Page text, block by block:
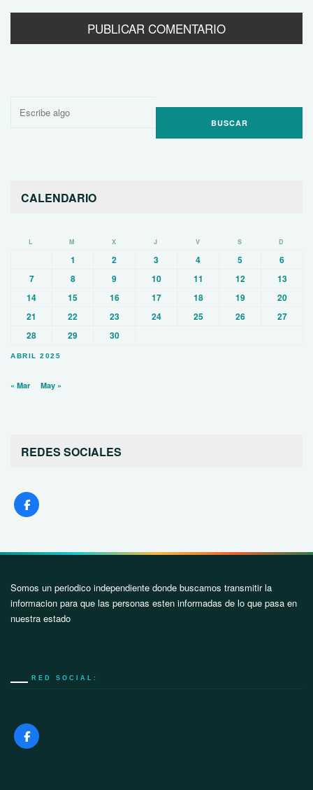
Buscar
CALENDARIO
ABRIL 2025
L M X J V S D
1 2 3 4 5
6
7
8 9 10 11 12
13
14
15 16 17 18 19
20
21
22 23 24 25 26
27
28
29 30
« Mar May »
REDES SOCIALES
Somos un periodico independiente donde buscamos transmitir la
informacion para que las personas esten informadas de lo que pasa en
nuestra estado
RED SOCIAL: